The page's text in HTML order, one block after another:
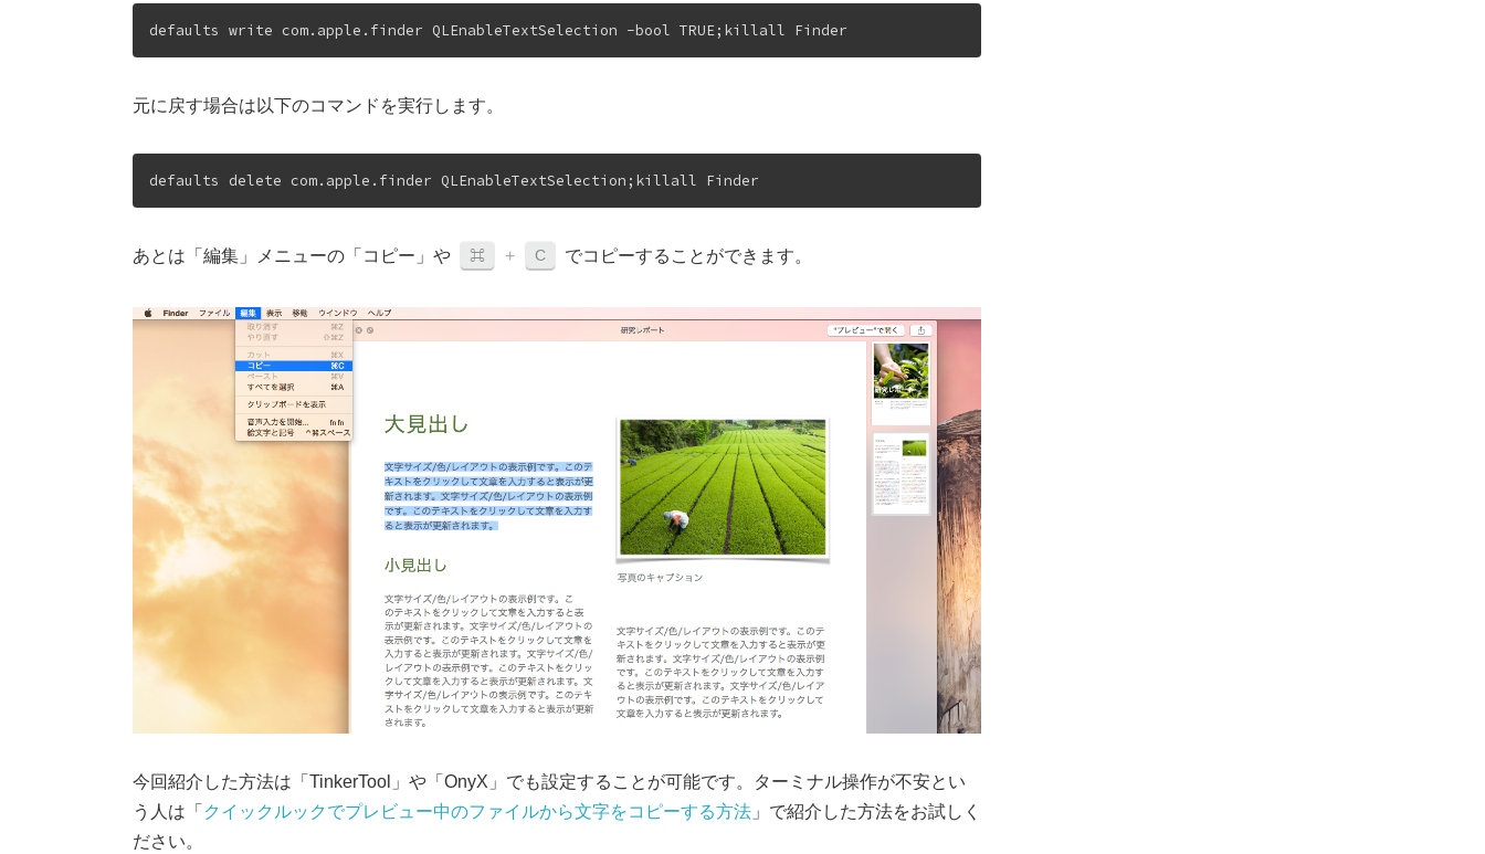
defaults write com.apple.finder QLEnableTextSelection -bool TRUE;killall Finder
元に戻す場合は以下のコマンドを実行します。
defaults delete com.apple.finder QLEnableTextSelection;killall Finder
あとは「編集」メニューの「コピー」や ⌘ + C でコピーすることができます。
今回紹介した方法は「TinkerTool」や「OnyX」でも設定することが可能です。ターミナル操作が不安とい
う人は「 クイックルックでプレビュー中のファイルから文字をコピーする方法 」で紹介した方法をお試しく
ださい。